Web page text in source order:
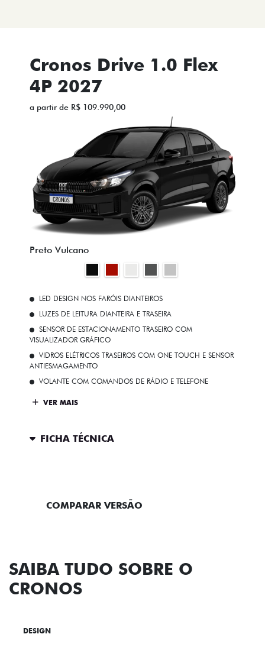
Cronos Drive 1.0 Flex
4P 2027
a partir de R$ 109.990,00
Preto Vulcano
LED DESIGN NOS FARÓIS DIANTEIROS
LUZES DE LEITURA DIANTEIRA E TRASEIRA
SENSOR DE ESTACIONAMENTO TRASEIRO COM
VISUALIZADOR GRÁFICO
VIDROS ELÉTRICOS TRASEIROS COM ONE TOUCH E SENSOR
ANTIESMAGAMENTO
VOLANTE COM COMANDOS DE RÁDIO E TELEFONE
VER MAIS
FICHA TÉCNICA
COMPARAR VERSÃO
SAIBA TUDO SOBRE O
CRONOS
DESIGN